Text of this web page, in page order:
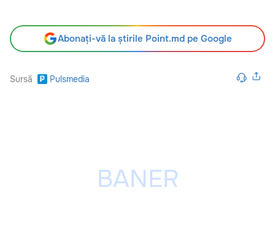
Abonați-vă la știrile Point.md pe Google
Sursă Pulsmedia